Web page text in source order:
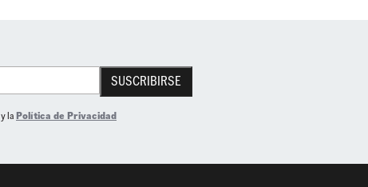
SUSCRIBIRSE
y la Política de Privacidad